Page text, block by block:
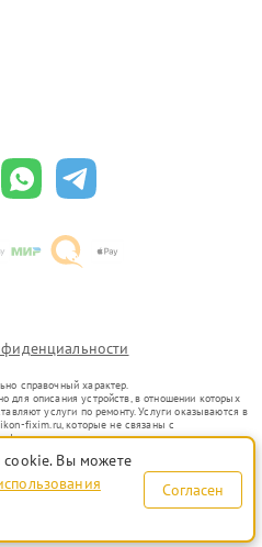
справочный характер.
для описания устройств, в отношении которых
услуги по ремонту. Услуги оказываются в
fixim.ru, которые не связаны с
представителями.
в гражданский оборот в соответствии
цели индивидуализации услуг или введения
о предоставляемых услугах по
публичной офертой, определяемой
РФ
cookie. Вы можете
Согласен